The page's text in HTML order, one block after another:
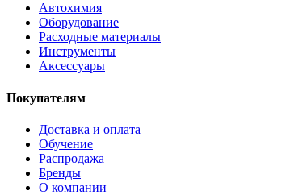
Автохимия
Оборудование
Расходные материалы
Инструменты
Аксессуары
Покупателям
Доставка и оплата
Обучение
Распродажа
Бренды
О компании